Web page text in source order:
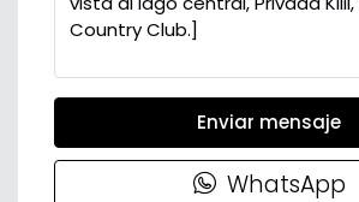
Enviar mensaje
WhatsApp